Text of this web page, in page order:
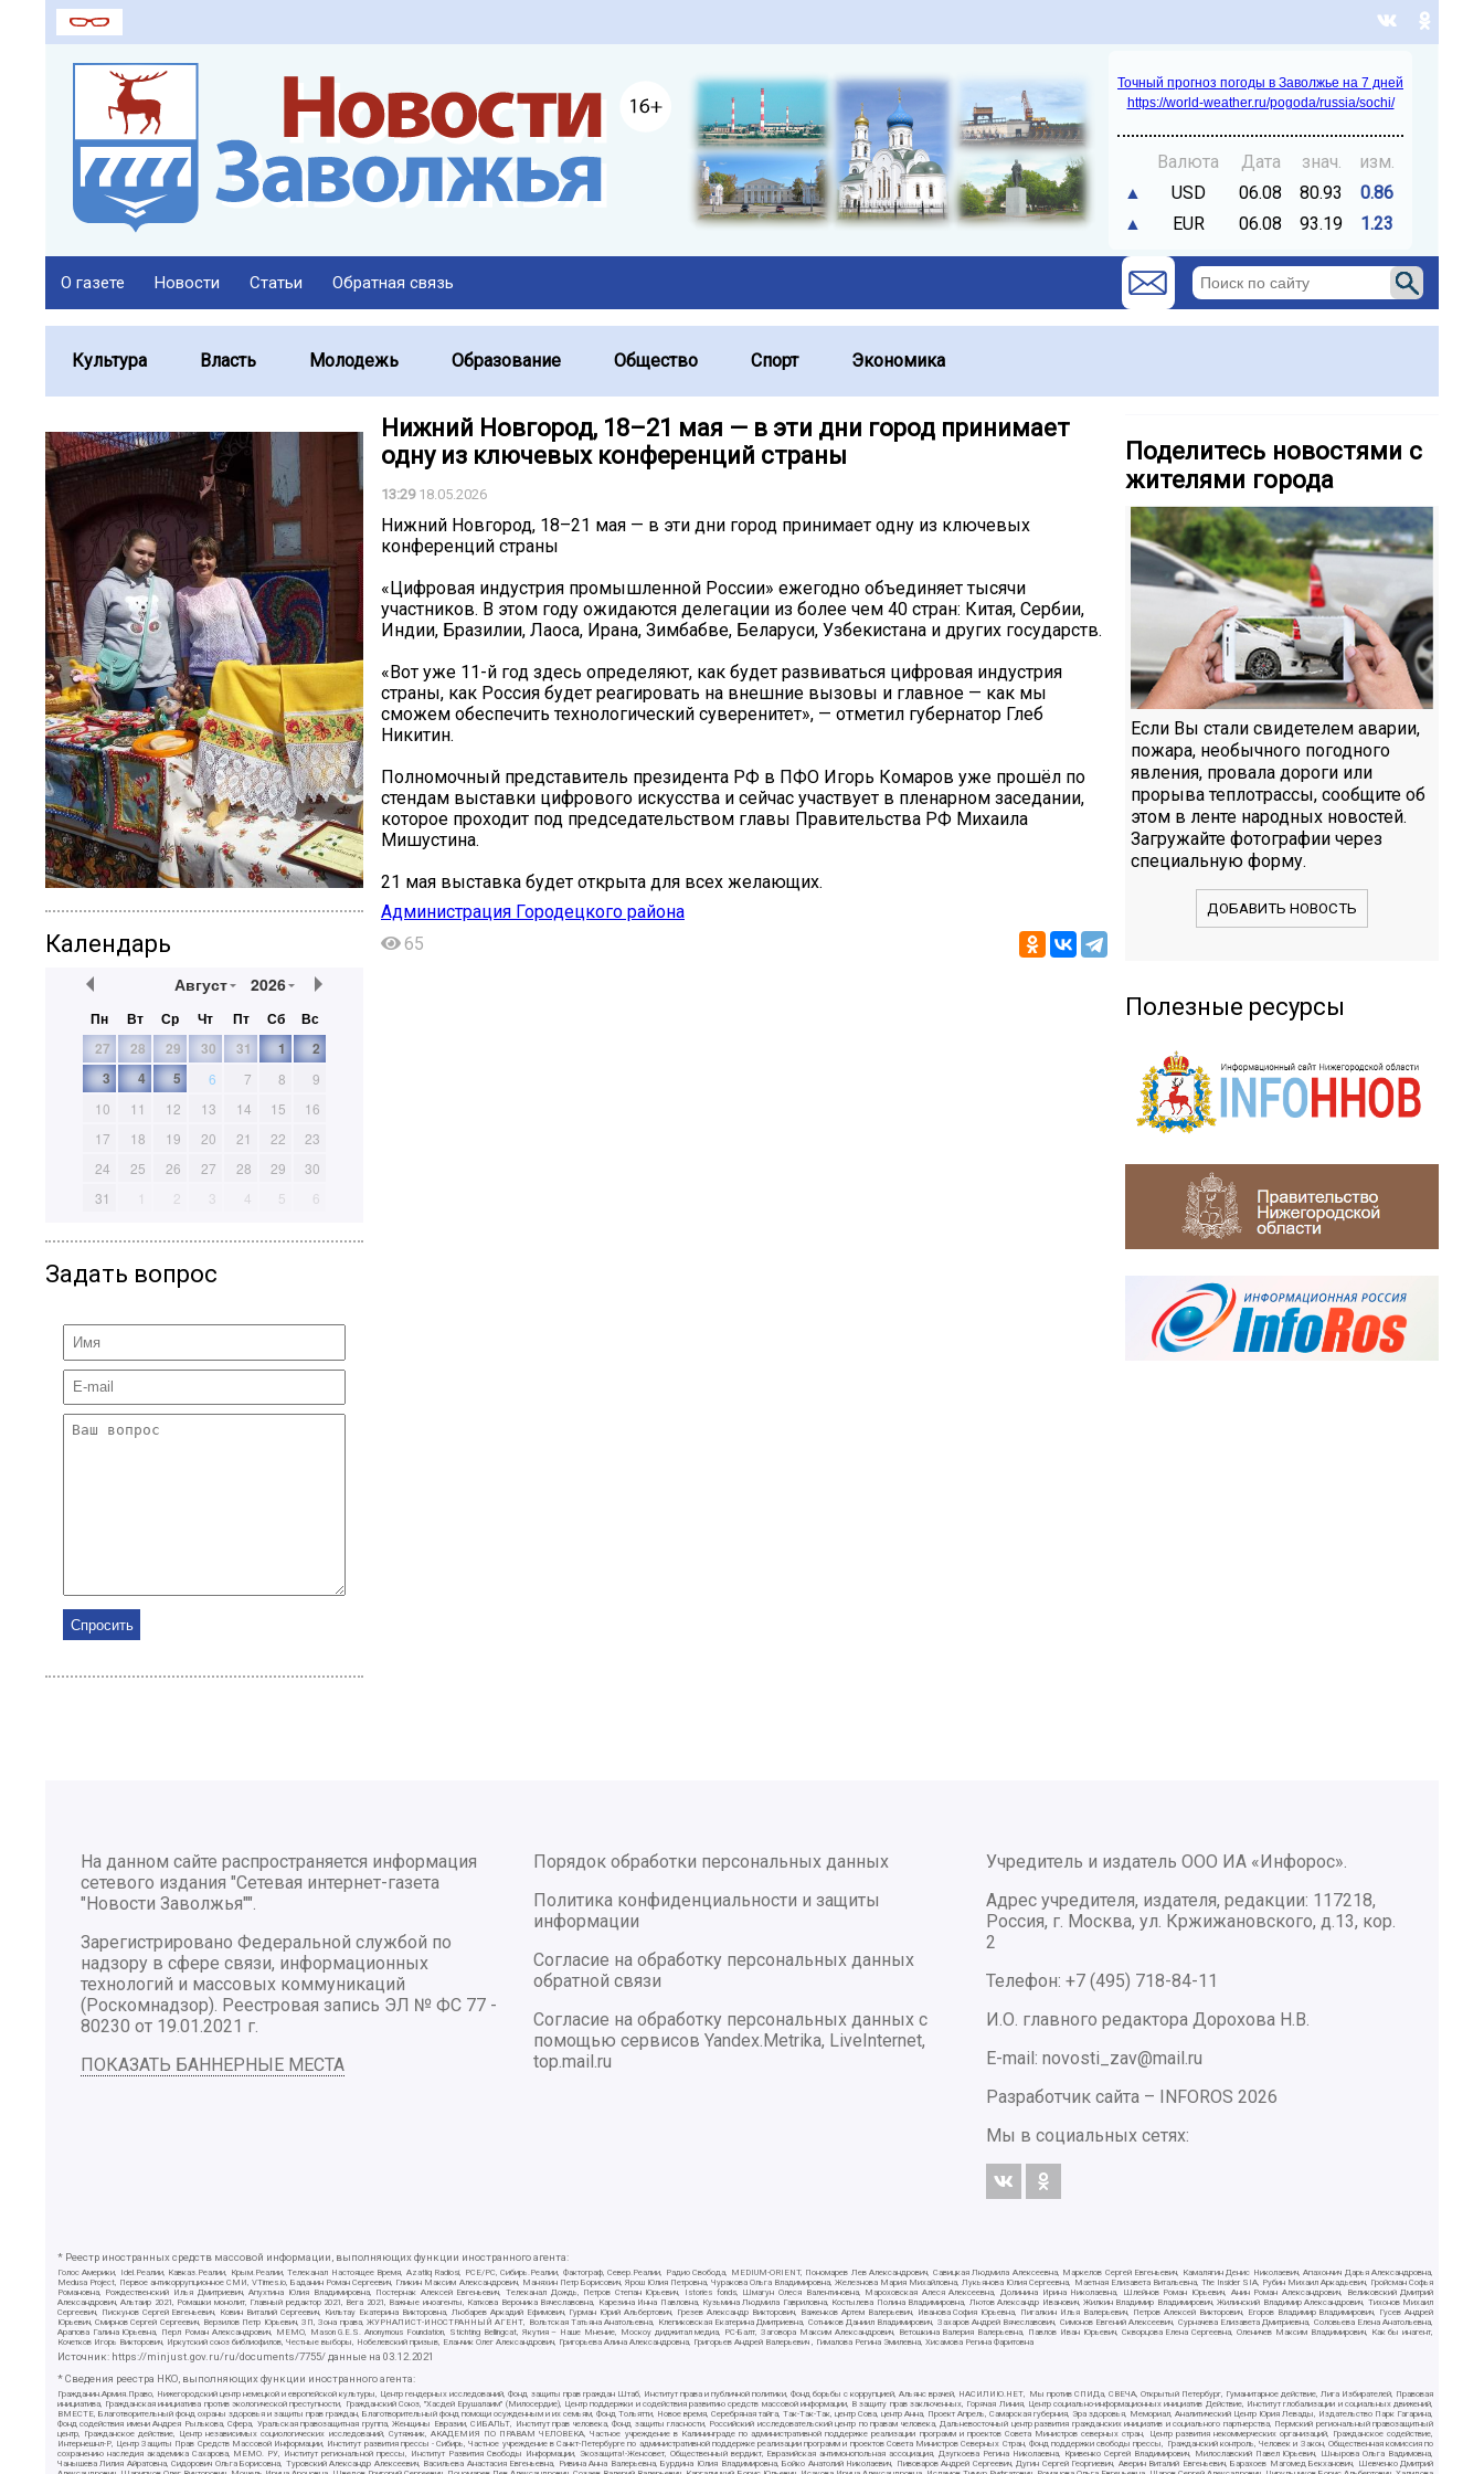
Точный прогноз погоды в Заволжье на 7 дней
https://world-weather.ru/pogoda/russia/sochi/
Валюта Дата знач.
изм.
▲
USD 06.08 80.93
0.86
▲
EUR 06.08 93.19 1.23
О газете Новости Статьи Обратная связь
Культура Власть Молодежь Образование Общество Спорт Экономика
Календарь
Август 2026
Пн Вт Ср Чт Пт Сб
Вс
27
28 29 30 31 1
2
3
4 5 6 7 8
9
10
11 12 13 14 15
16
17
18 19 20 21 22
23
24
25 26 27 28 29
30
31
1 2 3 4 5 6
Задать вопрос
Нижний Новгород, 18–21 мая — в эти дни город принимает
одну из ключевых конференций страны
13:2918.05.2026
Нижний Новгород, 18–21 мая — в эти дни город принимает одну из ключевых
конференций страны
«Цифровая индустрия промышленной России» ежегодно объединяет тысячи
участников. В этом году ожидаются делегации из более чем 40 стран: Китая, Сербии,
Индии, Бразилии, Лаоса, Ирана, Зимбабве, Беларуси, Узбекистана и других государств.
«Вот уже 11-й год здесь определяют, как будет развиваться цифровая индустрия
страны, как Россия будет реагировать на внешние вызовы и главное — как мы
сможем обеспечить технологический суверенитет», — отметил губернатор Глеб
Никитин.
Полномочный представитель президента РФ в ПФО Игорь Комаров уже прошёл по
стендам выставки цифрового искусства и сейчас участвует в пленарном заседании,
которое проходит под председательством главы Правительства РФ Михаила
Мишустина.
21 мая выставка будет открыта для всех желающих.
Администрация Городецкого района
65
Поделитесь новостями с
жителями города
Если Вы стали свидетелем аварии,
пожара, необычного погодного
явления, провала дороги или
прорыва теплотрассы, сообщите об
этом в ленте народных новостей.
Загружайте фотографии через
специальную форму.
ДОБАВИТЬ НОВОСТЬ
Полезные ресурсы
На данном сайте распространяется информация
сетевого издания "Сетевая интернет-газета
"Новости Заволжья"".
Зарегистрировано Федеральной службой по
надзору в сфере связи, информационных
технологий и массовых коммуникаций
(Роскомнадзор). Реестровая запись ЭЛ № ФС 77 -
80230 от 19.01.2021 г.
ПОКАЗАТЬ БАННЕРНЫЕ МЕСТА
Порядок обработки персональных данных
Политика конфиденциальности и защиты
информации
Согласие на обработку персональных данных
обратной связи
Согласие на обработку персональных данных с
помощью сервисов Yandex.Metrika, LiveInternet,
top.mail.ru
Учредитель и издатель ООО ИА «Инфорос».
Адрес учредителя, издателя, редакции: 117218,
Россия, г. Москва, ул. Кржижановского, д.13, кор.
2
Телефон: +7 (495) 718-84-11
И.О. главного редактора Дорохова Н.В.
E-mail: novosti_zav@mail.ru
Разработчик сайта –
INFOROS 2026
Мы в социальных сетях:
* Реестр иностранных средств массовой информации, выполняющих функции иностранного агента:
Голос Америки, Idel.Реалии, Кавказ.Реалии, Крым.Реалии, Телеканал Настоящее Время, Azatliq Radiosi, PCE/PC, Сибирь.Реалии, Фактограф, Север.Реалии, Радио Свобода, MEDIUM-ORIENT, Пономарев Лев Александрович, Савицкая Людмила Алексеевна, Маркелов Сергей Евгеньевич, Камалягин Денис Николаевич, Апахончич Дарья Александровна,
Medusa Project, Первое антикоррупционное СМИ, VTimes.io, Баданин Роман Сергеевич, Гликин Максим Александрович, Маняхин Петр Борисович, Ярош Юлия Петровна, Чуракова Ольга Владимировна, Железнова Мария Михайловна, Лукьянова Юлия Сергеевна, Маетная Елизавета Витальевна, The Insider SIA, Рубин Михаил Аркадьевич, Гройсман Софья
Романовна, Рождественский Илья Дмитриевич, Апухтина Юлия Владимировна, Постернак Алексей Евгеньевич, Телеканал Дождь, Петров Степан Юрьевич, Istories fonds, Шмагун Олеся Валентиновна, Мароховская Алеся Алексеевна, Долинина Ирина Николаевна, Шлейнов Роман Юрьевич, Анин Роман Александрович, Великовский Дмитрий
Александрович, Альтаир 2021, Ромашки монолит, Главный редактор 2021, Вега 2021, Важные иноагенты, Каткова Вероника Вячеславовна, Карезина Инна Павловна, Кузьмина Людмила Гавриловна, Костылева Полина Владимировна, Лютов Александр Иванович, Жилкин Владимир Владимирович, Жилинский Владимир Александрович, Тихонов Михаил
Сергеевич, Пискунов Сергей Евгеньевич, Ковин Виталий Сергеевич, Кильтау Екатерина Викторовна, Любарев Аркадий Ефимович, Гурман Юрий Альбертович, Грезев Александр Викторович, Важенков Артем Валерьевич, Иванова София Юрьевна, Пигалкин Илья Валерьевич, Петров Алексей Викторович, Егоров Владимир Владимирович, Гусев Андрей
Юрьевич, Смирнов Сергей Сергеевич, Верзилов Петр Юрьевич, ЗП, Зона права, ЖУРНАЛИСТ-ИНОСТРАННЫЙ АГЕНТ, Вольтская Татьяна Анатольевна, Клепиковская Екатерина Дмитриевна, Сотников Даниил Владимирович, Захаров Андрей Вячеславович, Симонов Евгений Алексеевич, Сурначева Елизавета Дмитриевна, Соловьева Елена Анатольевна,
Арапова Галина Юрьевна, Перл Роман Александрович, МЕМО, Mason G.E.S. Anonymous Foundation, Stichting Bellingcat, Якутия – Наше Мнение, Москоу диджитал медиа, РС-Балт, Заговора Максим Александрович, Ветошкина Валерия Валерьевна, Павлов Иван Юрьевич, Скворцова Елена Сергеевна, Оленичев Максим Владимирович, Как бы инагент,
Кочетков Игорь Викторович, Иркутский союз библиофилов, Честные выборы, Нобелевский призыв, Еланчик Олег Александрович, Григорьева Алина Александровна, Григорьев Андрей Валерьевич , Гималова Регина Эмилевна, Хисамова Регина Фаритовна
Источник: https://minjust.gov.ru/ru/documents/7755/данные на 03.12.2021
* Сведения реестра НКО, выполняющих функции иностранного агента:
Гражданин.Армия.Право, Нижегородский центр немецкой и европейской культуры, Центр гендерных исследований, Фонд защиты прав граждан Штаб, Институт права и публичной политики, Фонд борьбы с коррупцией, Альянс врачей, НАСИЛИЮ.НЕТ, Мы против СПИДа, СВЕЧА, Открытый Петербург, Гуманитарное действие, Лига Избирателей, Правовая
инициатива, Гражданская инициатива против экологической преступности, Гражданский Союз, "Хасдей Ерушалаим" (Милосердие), Центр поддержки и содействия развитию средств массовой информации, В защиту прав заключенных, Горячая Линия, Центр социально-информационных инициатив Действие, Институт глобализации и социальных движений,
ВМЕСТЕ, Благотворительный фонд охраны здоровья и защиты прав граждан, Благотворительный фонд помощи осужденным и их семьям, Фонд Тольятти, Новое время, Серебряная тайга, Так-Так-Так, центр Сова, центр Анна, Проект Апрель, Самарская губерния, Эра здоровья, Мемориал, Аналитический Центр Юрия Левады, Издательство Парк Гагарина,
Фонд содействия имени Андрея Рылькова, Сфера, Уральская правозащитная группа, Женщины Евразии, СИБАЛЬТ, Институт прав человека, Фонд защиты гласности, Российский исследовательский центр по правам человека, Дальневосточный центр развития гражданских инициатив и социального партнерства, Пермский региональный правозащитный
центр, Гражданское действие, Центр независимых социологических исследований, Сутяжник, АКАДЕМИЯ ПО ПРАВАМ ЧЕЛОВЕКА, Частное учреждение в Калининграде по административной поддержке реализации программ и проектов Совета Министров северных стран, Центр развития некоммерческих организаций, Гражданское содействие,
Интернешнл-Р, Центр Защиты Прав Средств Массовой Информации, Институт развития прессы - Сибирь, Частное учреждение в Санкт-Петербурге по административной поддержке реализации программ и проектов Совета Министров Северных Стран, Фонд поддержки свободы прессы, Гражданский контроль, Человек и Закон, Общественная комиссия по
сохранению наследия академика Сахарова, МЕМО. РУ, Институт региональной прессы, Институт Развития Свободы Информации, Экозащита!-Женсовет, Общественный вердикт, Евразийская антимонопольная ассоциация, Дзугкоева Регина Николаевна, Кривенко Сергей Владимирович, Милославский Павел Юрьевич, Шнырова Ольга Вадимовна,
Чанышева Лилия Айратовна, Сидорович Ольга Борисовна, Туровский Александр Алексеевич, Васильева Анастасия Евгеньевна, Ривина Анна Валерьевна, Бурдина Юлия Владимировна, Бойко Анатолий Николаевич, Пивоваров Андрей Сергеевич, Дугин Сергей Георгиевич, Аверин Виталий Евгеньевич, Барахоев Магомед Бекханович, Шевченко Дмитрий